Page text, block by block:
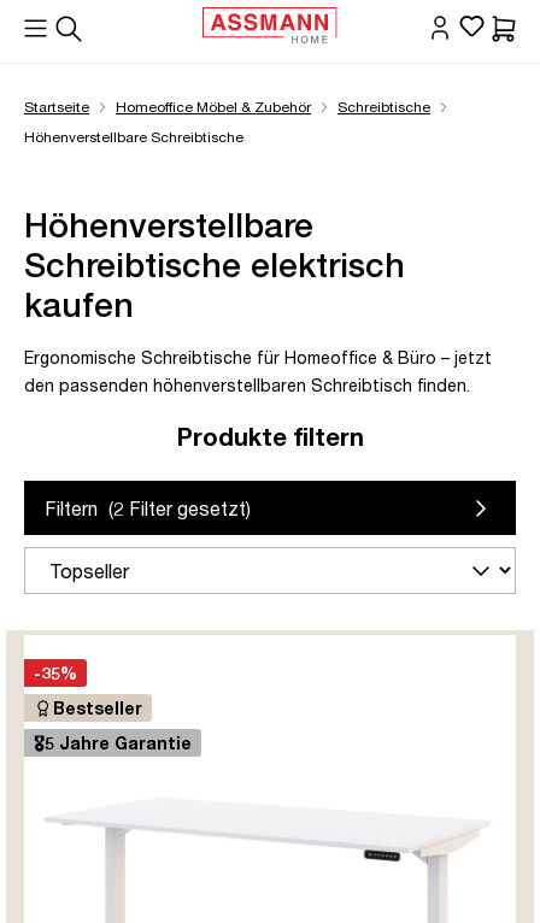
springen
Startseite Homeoffice Möbel & Zubehör
Schreibtische
Höhenverstellbare Schreibtische
Höhenverstellbare
Schreibtische elektrisch
kaufen
Ergonomische Schreibtische für Homeoffice & Büro – jetzt
den passenden höhenverstellbaren Schreibtisch finden.
Produkte filtern
Filtern (2 Filter gesetzt)
-35%
Bestseller
🎖️5 Jahre Garantie